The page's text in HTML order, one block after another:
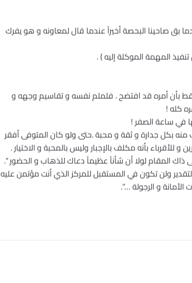
بق صاحينا البحصة أخيراً عندما قال لمعاونه و هو يفرك
المهمة الموكلة إليه ) .
بأن أمره قد افتضح . فلملم نفسه و تقاسيم وجهه و
كله !
في ساعة الصفر !
بكل جدارة و ثقة و محبة .حتى ولو كان المتوفى أفقر
بأنه مكلف بالإجبار وليس بالمحبة و الاختيار .
ذاك المقام لولا أن شأناً عظيماً دعاك للذهاب و الحضور “.
ولن تكون في المستقبل للمركز الذي أنت مؤتمن عليه
و الرجولة …”.